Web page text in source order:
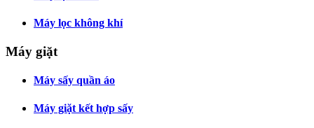
Máy lọc không khí
Máy giặt
Máy sấy quần áo
Máy giặt kết hợp sấy